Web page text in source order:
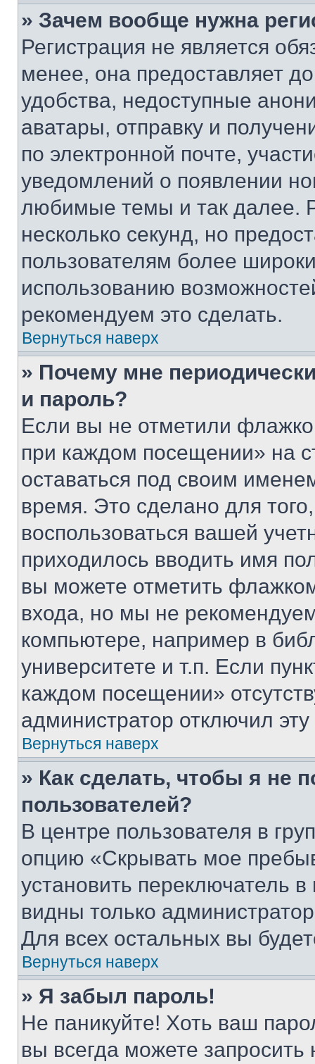
» Зачем вообще нужна
Регистрация не является
менее, она предоставляет
удобства, недоступные
аватары, отправку и
по электронной почте,
уведомлений о появлении
любимые темы и так далее.
несколько секунд, но
пользователям более
использованию
рекомендуем это сделать.
Вернуться наверх
» Почему мне
и пароль?
Если вы не отметили
при каждом посещении» на
оставаться под своим
время. Это сделано для
воспользоваться вашей
приходилось вводить имя
вы можете отметить
входа, но мы не
компьютере, например в
университете и т.п. Если
каждом посещении»
администратор отключил
Вернуться наверх
» Как сделать, чтобы я не
пользователей?
В центре пользователя в
опцию «Скрывать мое
установить переключатель
видны только
Для всех остальных вы
Вернуться наверх
» Я забыл пароль!
Не паникуйте! Хоть ваш
вы всегда можете